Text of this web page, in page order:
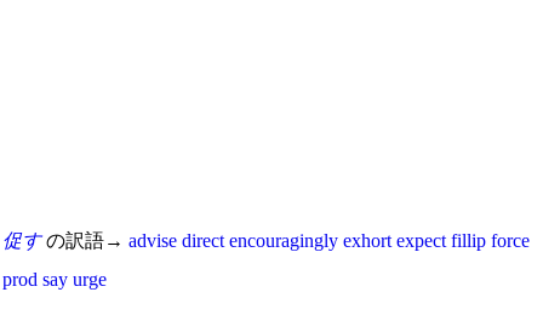
促すの訳語→ advise direct encouragingly exhort expect fillip force
prod say urge